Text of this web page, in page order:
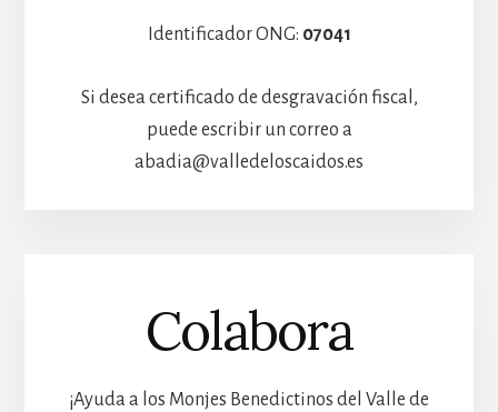
Identificador ONG: 07041
Si desea certificado de desgravación fiscal,
puede escribir un correo a
abadia@valledeloscaidos.es
Colabora
¡Ayuda a los Monjes Benedictinos del Valle de